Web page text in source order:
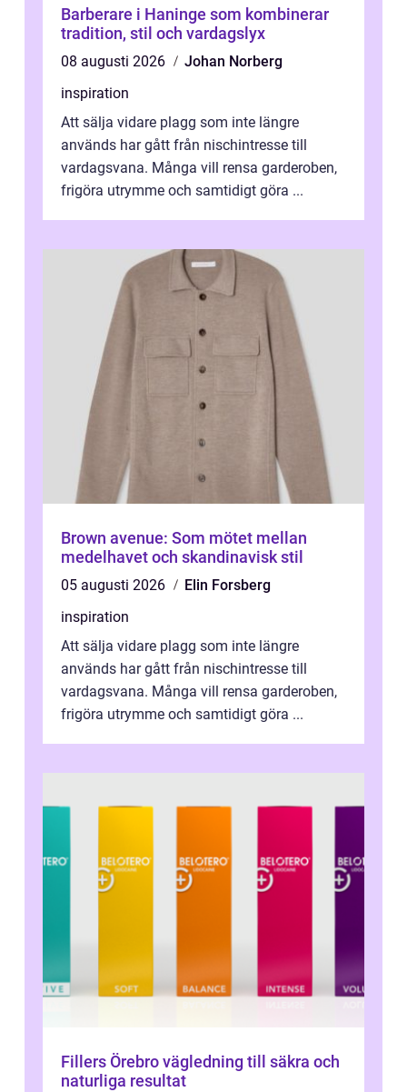
Barberare i Haninge som kombinerar
tradition, stil och vardagslyx
08 augusti 2026
Johan Norberg
inspiration
Att sälja vidare plagg som inte längre
används har gått från nischintresse till
vardagsvana. Många vill rensa garderoben,
frigöra utrymme och samtidigt göra ...
Brown avenue: Som mötet mellan
medelhavet och skandinavisk stil
05 augusti 2026
Elin Forsberg
inspiration
Att sälja vidare plagg som inte längre
används har gått från nischintresse till
vardagsvana. Många vill rensa garderoben,
frigöra utrymme och samtidigt göra ...
Fillers Örebro vägledning till säkra och
naturliga resultat